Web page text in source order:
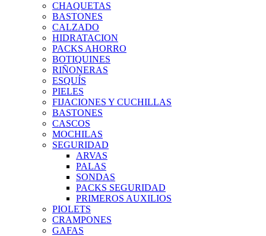
CHAQUETAS
BASTONES
CALZADO
HIDRATACION
PACKS AHORRO
BOTIQUINES
RIÑONERAS
ESQUÍS
PIELES
FIJACIONES Y CUCHILLAS
BASTONES
CASCOS
MOCHILAS
SEGURIDAD
ARVAS
PALAS
SONDAS
PACKS SEGURIDAD
PRIMEROS AUXILIOS
PIOLETS
CRAMPONES
GAFAS